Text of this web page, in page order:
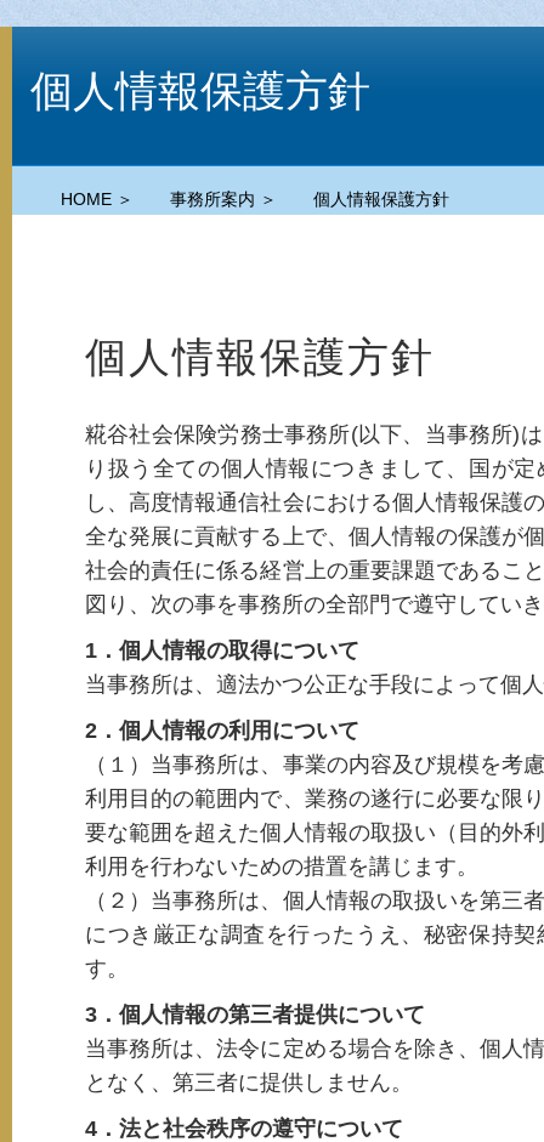
個人情報保護方針
HOME ＞ 事務所案内 ＞ 個人情報保護方針
個人情報保護方針
糀谷社会保険労務士事務所(以下、当事務所)
り扱う全ての個人情報につきまして、国が
し、高度情報通信社会における個人情報保護
全な発展に貢献する上で、個人情報の保護が
社会的責任に係る経営上の重要課題であるこ
図り、次の事を事務所の全部門で遵守してい
1．個人情報の取得について
当事務所は、適法かつ公正な手段によって個
2．個人情報の利用について
（１）当事務所は、事業の内容及び規模を考
利用目的の範囲内で、業務の遂行に必要な限
要な範囲を超えた個人情報の取扱い（目的外
利用を行わないための措置を講じます。
（２）当事務所は、個人情報の取扱いを第三
につき厳正な調査を行ったうえ、秘密保持
す。
3．個人情報の第三者提供について
当事務所は、法令に定める場合を除き、個人
となく、第三者に提供しません。
4．法と社会秩序の遵守について